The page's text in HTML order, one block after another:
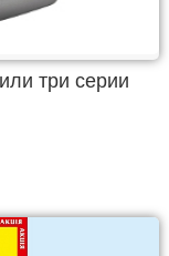
три серии